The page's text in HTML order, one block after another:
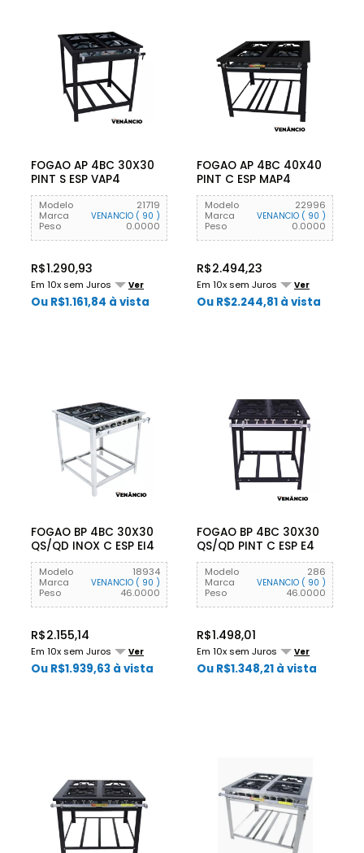
FOGAO AP 4BC 30X30
PINT S ESP VAP4
VENANCIO
Modelo
21719
Marca
VENANCIO ( 90 )
Peso 0.0000
R$1.290,93
Em 10x sem Juros Ver
Ou R$1.161,84 à vista
FOGAO AP 4BC 40X40
PINT C ESP MAP4
VENANCIO
Modelo
22996
Marca
VENANCIO ( 90 )
Peso 0.0000
R$2.494,23
Em 10x sem Juros Ver
Ou R$2.244,81 à vista
FOGAO BP 4BC 30X30
QS/QD INOX C ESP EI4
VENANCIO
Modelo
18934
Marca
VENANCIO ( 90 )
Peso 46.0000
R$2.155,14
Em 10x sem Juros Ver
Ou R$1.939,63 à vista
FOGAO BP 4BC 30X30
QS/QD PINT C ESP E4
VENANCIO
Modelo
286
Marca
VENANCIO ( 90 )
Peso 46.0000
R$1.498,01
Em 10x sem Juros Ver
Ou R$1.348,21 à vista